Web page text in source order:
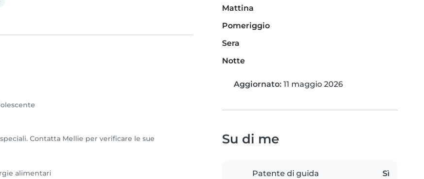
Contatta Mellie per verificare le sue
alimentari
Mattina
Pomeriggio
Sera
Notte
Aggiornato: 11 maggio 2026
Su di me
Patente di guida Sì